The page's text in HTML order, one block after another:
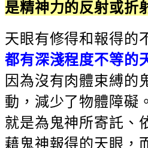
是精神力的反射或折
天眼有修得和報得的
都有深淺程度不等的
因為沒有肉體束縛的
動，減少了物體障礙
就是為鬼神所寄託、
藉鬼神報得的天眼，